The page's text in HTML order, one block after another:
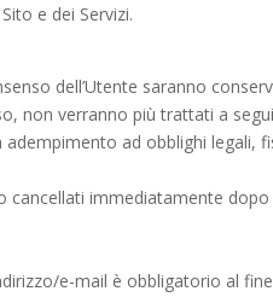
e dei Servizi.
dell’Utente saranno
non verranno più trattati a
ad obblighi legali,
immediatamente
e-mail è obbligatorio al